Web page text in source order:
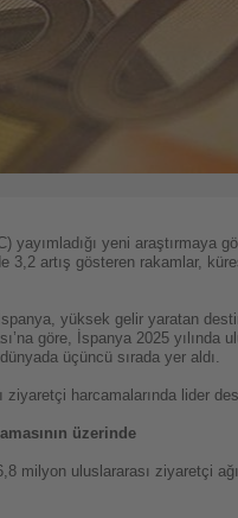
yayımladığı yeni araştırmaya
3,2 artış gösteren rakamlar,
yüksek gelir yaratan
göre, İspanya 2025
üçüncü sırada yer aldı.
ziyaretçi harcamalarında lider
üzerinde
milyon uluslararası ziyaretçi